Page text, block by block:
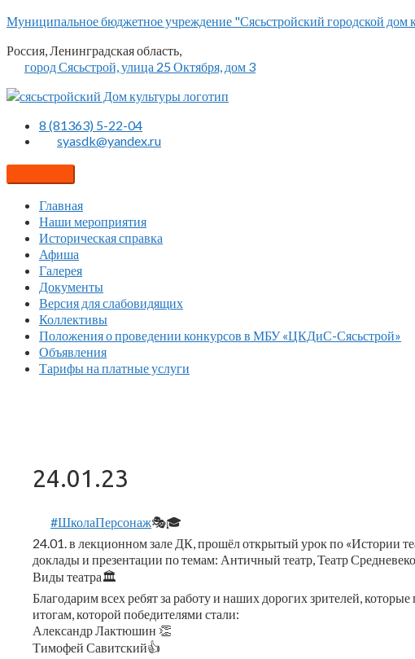
Перейти
содержимому
Муниципальное бюджетное учреждение "Сясьстройский городской
Россия, Ленинградская область,
город Сясьстрой, улица 25 Октября, дом 3
8 (81363) 5-22-04
syasdk@yandex.ru
Главная
Наши мероприятия
Историческая справка
Афиша
Галерея
Документы
Версия для слабовидящих
Коллективы
Положения о проведении конкурсов в МБУ «ЦКДиС-Сясьстрой»
Объявления
Тарифы на платные услуги
24.01.23
#ШколаПерсонаж🎭🎓
24.01. в лекционном зале ДК, прошёл открытый урок по «Истории
доклады и презентации по темам: Античный театр, Театр
Виды театра🏛
Благодарим всех ребят за работу и наших дорогих зрителей,
итогам, которой победителями стали:
Александр Лактюшин 👏
Тимофей Савитский👍